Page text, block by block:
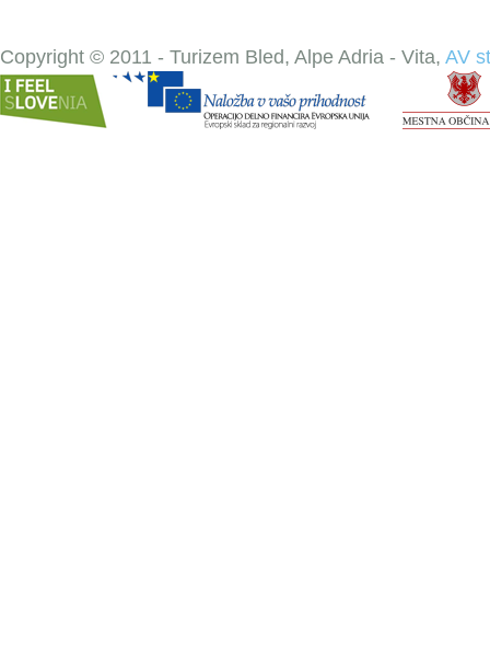
Copyright © 2011 - Turizem Bled, Alpe Adria - Vita, AV